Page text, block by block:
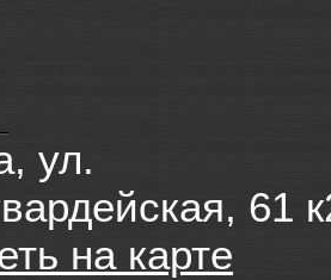
ул.
61
на карте